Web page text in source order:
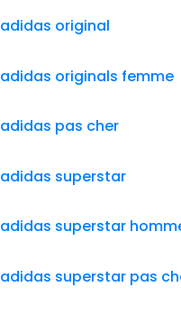
adidas original
adidas originals femme
adidas pas cher
adidas superstar
adidas superstar
adidas superstar pas